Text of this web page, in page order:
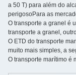
a 50 T) para além do
perigosoPara as
O transporte a granel é
transporte a granel,
O ETD do transporte
muito mais simples, a
O transporte marítimo é